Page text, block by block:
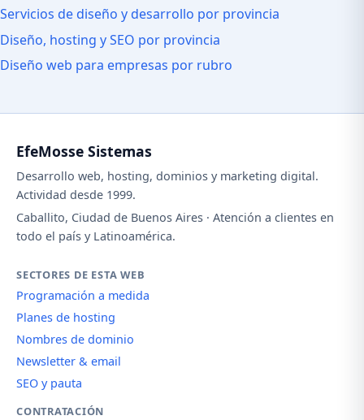
Servicios de diseño y desarrollo por provincia
Diseño, hosting y SEO por provincia
Diseño web para empresas por rubro
EfeMosse Sistemas
Desarrollo web, hosting, dominios y marketing digital.
Actividad desde 1999.
Caballito, Ciudad de Buenos Aires · Atención a clientes en
todo el país y Latinoamérica.
SECTORES DE ESTA WEB
Programación a medida
Planes de hosting
Nombres de dominio
Newsletter & email
SEO y pauta
CONTRATACIÓN